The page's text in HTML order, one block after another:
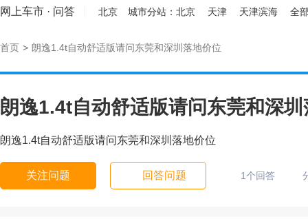
网上车市 · 问答 北京 城市分站： 北京 天津 天津滨海 全
首页 > 朗逸1.4t自动舒适版请问东莞和深圳落地价位
朗逸1.4t自动舒适版请问东莞和深
朗逸1.4t自动舒适版请问东莞和深圳落地价位
关注问题 回答问题 1个回答